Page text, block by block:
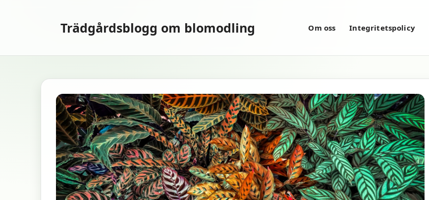
Trädgårdsblogg om blomodling Om oss Integritetspolicy